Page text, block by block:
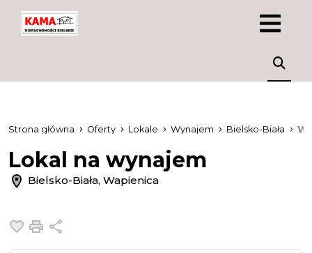
Strona główna Oferty Lokale Wynajem Bielsko-Biała
Lokal na wynajem
Bielsko-Biała, Wapienica
Dodaj do ulubionych
Drukuj